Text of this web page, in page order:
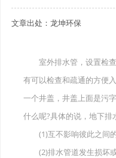
关于重庆玻璃钢化
在安装绵阳玻璃钢
使用成都玻璃钢化
文章出处：龙坤环保
室外排水管，设置检查
有可以检查和疏通的方便
一个井盖，井盖上面是污
什么呢?具体的说，地下
(1)互不影响彼此之间的
(2)排水管道发生损坏或